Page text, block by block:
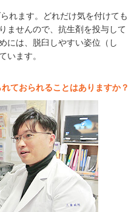
れます。どれだけ気を付けても
ませんので、抗生剤を投与して
には、脱臼しやすい姿位（し
います。
ておられることはありますか？